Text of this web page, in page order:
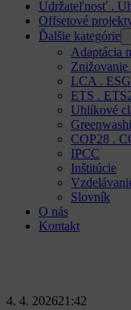
Udržateľnosť .
Offsetové
Ďalšie kategórie
Adaptácia
LCA .
ETS .
Uhlíkové
COP28 .
IPCC
Inštitúcie
Slovník
O nás
Kontakt
4. 4. 202621:42